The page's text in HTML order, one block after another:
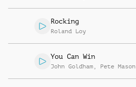
Rocking
Roland Loy
You Can Win
John Goldham , Pete Mason